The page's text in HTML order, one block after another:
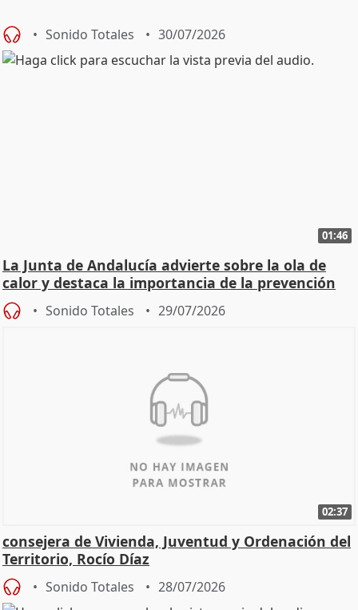
Sonido Totales 30/07/2026
01:46
La Junta de Andalucía advierte sobre la ola de
calor y destaca la importancia de la prevención
Sonido Totales 29/07/2026
02:37
consejera de Vivienda, Juventud y Ordenación del
Territorio, Rocío Díaz
Sonido Totales 28/07/2026